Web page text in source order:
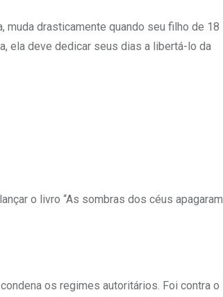
muda drasticamente quando seu filho de 18
ela deve dedicar seus dias a libertá-lo da
o livro “As sombras dos céus apagaram
os regimes autoritários. Foi contra o